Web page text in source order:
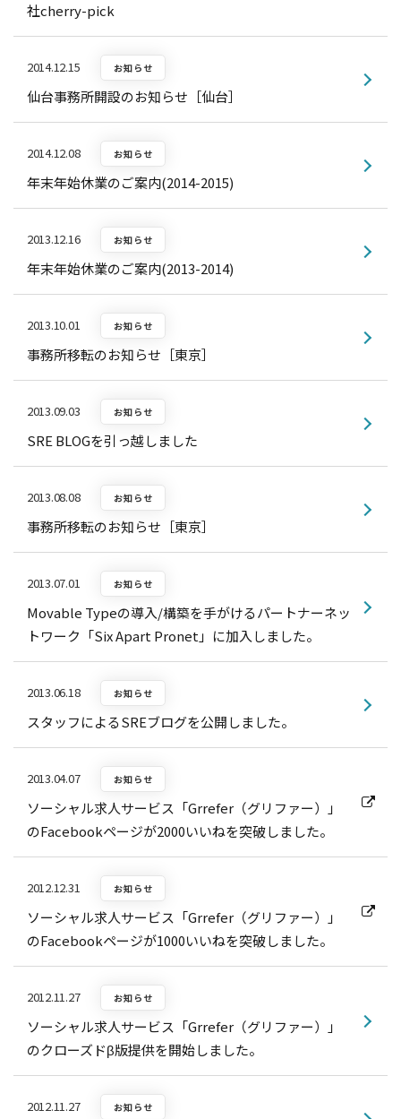
社cherry-pick
2014.12.15 お知らせ
仙台事務所開設のお知らせ［仙台］
2014.12.08 お知らせ
年末年始休業のご案内(2014-2015)
2013.12.16 お知らせ
年末年始休業のご案内(2013-2014)
2013.10.01 お知らせ
事務所移転のお知らせ［東京］
2013.09.03 お知らせ
SRE BLOGを引っ越しました
2013.08.08 お知らせ
事務所移転のお知らせ［東京］
2013.07.01 お知らせ
Movable Typeの導入/構築を手がけるパートナーネッ
トワーク「Six Apart Pronet」に加入しました。
2013.06.18 お知らせ
スタッフによるSREブログを公開しました。
2013.04.07 お知らせ
ソーシャル求人サービス「Grrefer（グリファー）」
のFacebookページが2000いいねを突破しました。
2012.12.31 お知らせ
ソーシャル求人サービス「Grrefer（グリファー）」
のFacebookページが1000いいねを突破しました。
2012.11.27 お知らせ
ソーシャル求人サービス「Grrefer（グリファー）」
のクローズドβ版提供を開始しました。
2012.11.27 お知らせ